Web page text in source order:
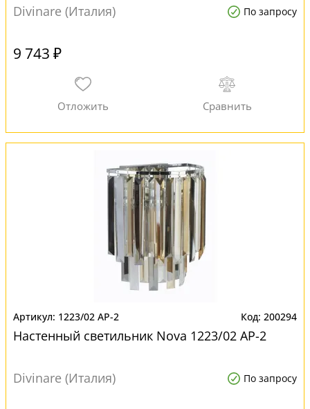
Divinare (Италия) По запросу
9 743 ₽
1223/02 AP-2 200294
Настенный светильник Nova 1223/02 AP-2
Divinare (Италия) По запросу